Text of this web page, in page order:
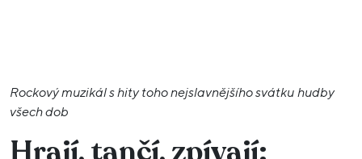
Rockový muzikál s hity toho nejslavnějšího svátku hudby
všech dob